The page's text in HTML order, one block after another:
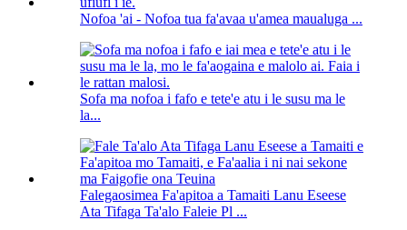
Nofoa 'ai - Nofoa tua fa'avaa u'amea maualuga ...
Sofa ma nofoa i fafo e tete'e atu i le susu ma le
la...
Falegaosimea Fa'apitoa a Tamaiti Lanu Eseese
Ata Tifaga Ta'alo Faleie Pl ...